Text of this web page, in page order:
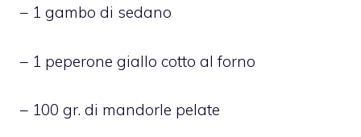
– 1 gambo di sedano
– 1 peperone giallo cotto al forno
– 100 gr. di mandorle pelate